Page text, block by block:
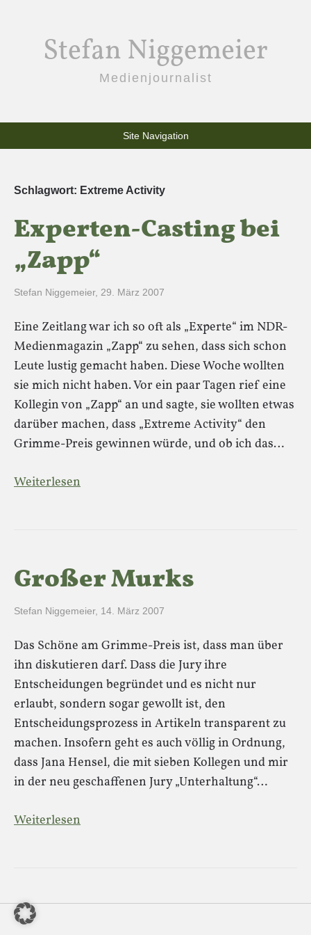
Stefan Niggemeier
Medienjournalist
Site Navigation
Schlagwort: Extreme Activity
Experten-Casting bei
„Zapp“
Stefan Niggemeier, 29. März 2007
Eine Zeitlang war ich so oft als „Experte“ im NDR-
Medienmagazin „Zapp“ zu sehen, dass sich schon
Leute lustig gemacht haben. Diese Woche wollten
sie mich nicht haben. Vor ein paar Tagen rief eine
Kollegin von „Zapp“ an und sagte, sie wollten etwas
darüber machen, dass „Extreme Activity“ den
Grimme-Preis gewinnen würde, und ob ich das…
Weiterlesen
Großer Murks
Stefan Niggemeier, 14. März 2007
Das Schöne am Grimme-Preis ist, dass man über
ihn diskutieren darf. Dass die Jury ihre
Entscheidungen begründet und es nicht nur
erlaubt, sondern sogar gewollt ist, den
Entscheidungsprozess in Artikeln transparent zu
machen. Insofern geht es auch völlig in Ordnung,
dass Jana Hensel, die mit sieben Kollegen und mir
in der neu geschaffenen Jury „Unterhaltung“…
Weiterlesen